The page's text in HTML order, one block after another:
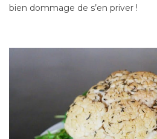
bien dommage de s’en priver !